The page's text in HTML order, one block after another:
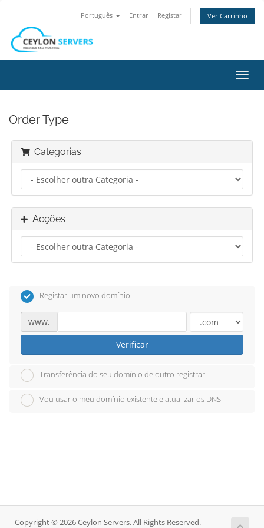
Português Entrar Registar Ver Carrinho
Order Type
Categorias
Acções
Registar um novo domínio
www.
Verificar
Transferência do seu domínio de outro registrar
Vou usar o meu domínio existente e atualizar os DNS
Copyright © 2026 Ceylon Servers. All Rights Reserved.